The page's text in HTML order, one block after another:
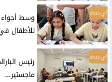
أي خدمة
وسط
للأطفال
أي خدمة
رئيس
ماجستير...